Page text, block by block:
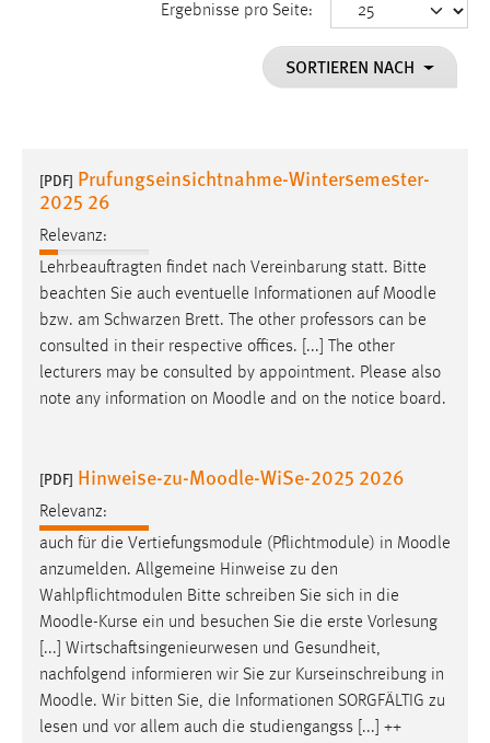
Ergebnisse pro Seite:
SORTIEREN NACH
[PDF] Prufungseinsichtnahme-Wintersemester-
2025 26
Relevanz:
Lehrbeauftragten findet nach Vereinbarung statt. Bitte
beachten Sie auch eventuelle Informationen auf Moodle
bzw. am Schwarzen Brett. The other professors can be
consulted in their respective offices. [...] The other
lecturers may be consulted by appointment. Please also
note any information on Moodle and on the notice board.
[PDF] Hinweise-zu-Moodle-WiSe-2025 2026
Relevanz:
auch für die Vertiefungsmodule (Pflichtmodule) in Moodle
anzumelden. Allgemeine Hinweise zu den
Wahlpflichtmodulen Bitte schreiben Sie sich in die
Moodle-Kurse ein und besuchen Sie die erste Vorlesung
[...] Wirtschaftsingenieurwesen und Gesundheit,
nachfolgend informieren wir Sie zur Kurseinschreibung in
Moodle. Wir bitten Sie, die Informationen SORGFÄLTIG zu
lesen und vor allem auch die studiengangss [...] ++
Dieser Cookie speichert die ausgewählten Einverständnis-
Performance
Name:
staticfilecache
Zweck:
Für performante Seitenauslieferung wird in diesem Cookie
gespeichert, ob man eingeloggt ist.
Sprachpräferenz
Das Cookie speichert die gewählte Sprache der Website.
Cookie Laufzeit:
Chat
Name:
MibewSessionID, MIBEW_UserID, mibew_locale, mibew-
chat-frame-style-5e9dbeb1811c0446